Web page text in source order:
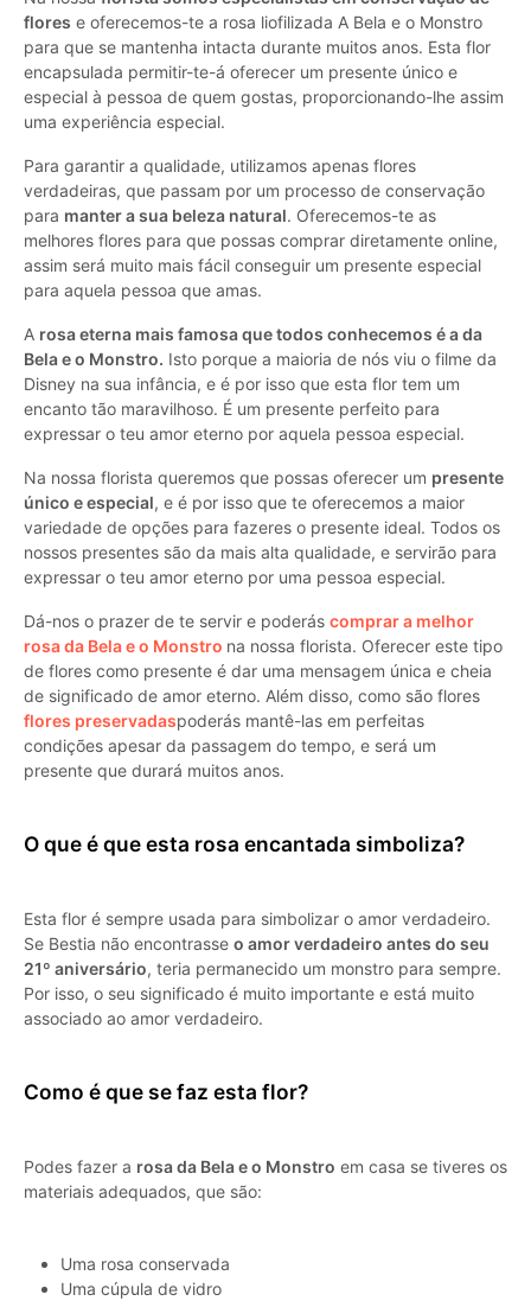
flores e oferecemos-te a rosa liofilizada A Bela e o Monstro
para que se mantenha intacta durante muitos anos. Esta flor
encapsulada permitir-te-á oferecer um presente único e
especial à pessoa de quem gostas, proporcionando-lhe assim
uma experiência especial.
Para garantir a qualidade, utilizamos apenas flores
verdadeiras, que passam por um processo de conservação
para manter a sua beleza natural. Oferecemos-te as
melhores flores para que possas comprar diretamente online,
assim será muito mais fácil conseguir um presente especial
para aquela pessoa que amas.
A rosa eterna mais famosa que todos conhecemos é a da
Bela e o Monstro. Isto porque a maioria de nós viu o filme da
Disney na sua infância, e é por isso que esta flor tem um
encanto tão maravilhoso. É um presente perfeito para
expressar o teu amor eterno por aquela pessoa especial.
Na nossa florista queremos que possas oferecer um presente
único e especial, e é por isso que te oferecemos a maior
variedade de opções para fazeres o presente ideal. Todos os
nossos presentes são da mais alta qualidade, e servirão para
expressar o teu amor eterno por uma pessoa especial.
Dá-nos o prazer de te servir e poderás comprar a melhor
rosa da Bela e o Monstro na nossa florista. Oferecer este tipo
de flores como presente é dar uma mensagem única e cheia
de significado de amor eterno. Além disso, como são flores
flores preservadaspoderás mantê-las em perfeitas
condições apesar da passagem do tempo, e será um
presente que durará muitos anos.
O que é que esta rosa encantada simboliza?
Esta flor é sempre usada para simbolizar o amor verdadeiro.
Se Bestia não encontrasse o amor verdadeiro antes do seu
21º aniversário, teria permanecido um monstro para sempre.
Por isso, o seu significado é muito importante e está muito
associado ao amor verdadeiro.
Como é que se faz esta flor?
Podes fazer a rosa da Bela e o Monstro em casa se tiveres os
materiais adequados, que são:
Uma rosa conservada
Uma cúpula de vidro